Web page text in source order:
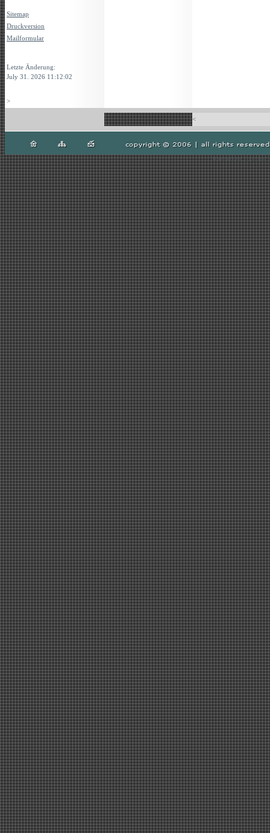
Sitemap
Druckversion
Mailformular
Letzte Änderung:
July 31. 2026 11:12:02
>
<
Radreisen